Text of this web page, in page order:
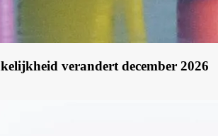
verandert december 2026